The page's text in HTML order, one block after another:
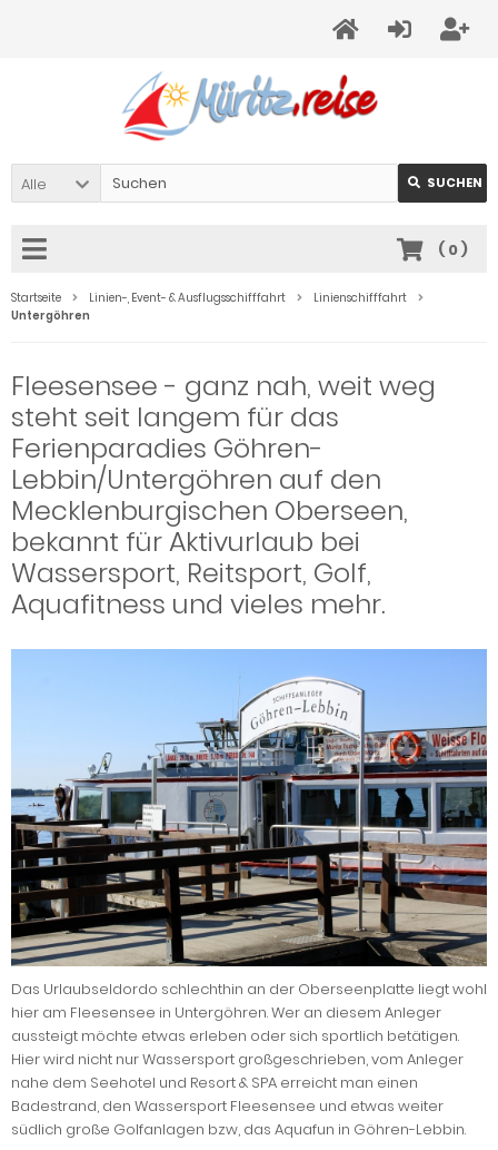
Alle SUCHEN
( 0)
Startseite Linien-, Event- & Ausflugsschifffahrt
Linienschifffahrt
Untergöhren
Fleesensee - ganz nah, weit weg
steht seit langem für das
Ferienparadies Göhren-
Lebbin/Untergöhren auf den
Mecklenburgischen Oberseen,
bekannt für Aktivurlaub bei
Wassersport, Reitsport, Golf,
Aquafitness und vieles mehr.
Das Urlaubseldordo schlechthin an der Oberseenplatte liegt wohl
hier am Fleesensee in Untergöhren. Wer an diesem Anleger
aussteigt möchte etwas erleben oder sich sportlich betätigen.
Hier wird nicht nur Wassersport großgeschrieben, vom Anleger
nahe dem Seehotel und Resort & SPA erreicht man einen
Badestrand, den Wassersport Fleesensee und etwas weiter
südlich große Golfanlagen bzw, das Aquafun in Göhren-Lebbin.